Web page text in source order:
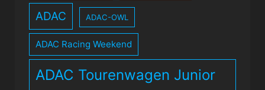
ADAC ADAC-OWL
ADAC Racing Weekend
ADAC Tourenwagen Junior